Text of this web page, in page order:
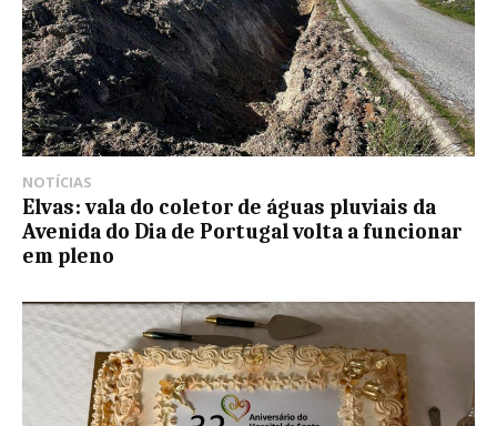
NOTÍCIAS
Elvas: vala do coletor de águas pluviais da
Avenida do Dia de Portugal volta a funcionar
em pleno